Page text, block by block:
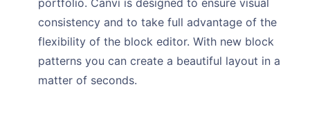
portfolio. Canvi is designed to ensure visual
consistency and to take full advantage of the
flexibility of the block editor. With new block
patterns you can create a beautiful layout in a
matter of seconds.